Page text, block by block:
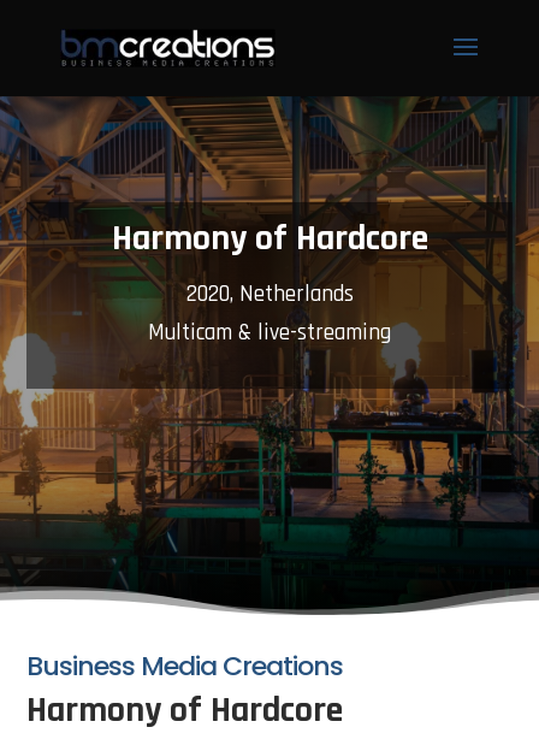
Harmony of Hardcore
2020, Netherlands
Multicam & live-streaming
Business Media Creations
Harmony of Hardcore